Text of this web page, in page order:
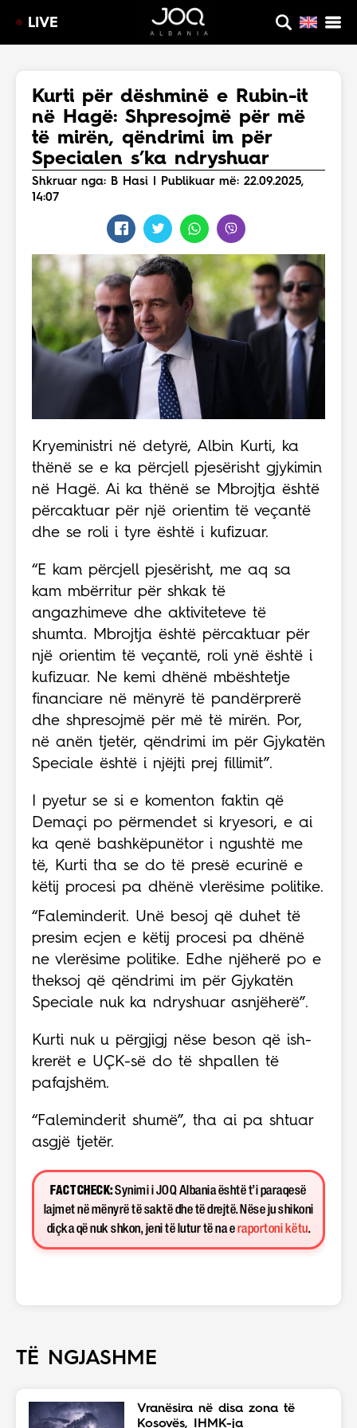
LIVE
Kurti për dëshminë e Rubin-it
në Hagë: Shpresojmë për më
të mirën, qëndrimi im për
Specialen s’ka ndryshuar
Shkruar nga: B Hasi | Publikuar më: 22.09.2025,
14:07
Kryeministri në detyrë, Albin Kurti, ka
thënë se e ka përcjell pjesërisht gjykimin
në Hagë. Ai ka thënë se Mbrojtja është
përcaktuar për një orientim të veçantë
dhe se roli i tyre është i kufizuar.
“E kam përcjell pjesërisht, me aq sa
kam mbërritur për shkak të
angazhimeve dhe aktiviteteve të
shumta. Mbrojtja është përcaktuar për
një orientim të veçantë, roli ynë është i
kufizuar. Ne kemi dhënë mbështetje
financiare në mënyrë të pandërprerë
dhe shpresojmë për më të mirën. Por,
në anën tjetër, qëndrimi im për Gjykatën
Speciale është i njëjti prej fillimit”.
I pyetur se si e komenton faktin që
Demaçi po përmendet si kryesori, e ai
ka qenë bashkëpunëtor i ngushtë me
të, Kurti tha se do të presë ecurinë e
këtij procesi pa dhënë vlerësime politike.
“Faleminderit. Unë besoj që duhet të
presim ecjen e këtij procesi pa dhënë
ne vlerësime politike. Edhe njëherë po e
theksoj që qëndrimi im për Gjykatën
Speciale nuk ka ndryshuar asnjëherë”.
Kurti nuk u përgjigj nëse beson që ish-
krerët e UÇK-së do të shpallen të
pafajshëm.
“Faleminderit shumë”, tha ai pa shtuar
asgjë tjetër.
FACT CHECK:Synimi i JOQ Albania është t’i paraqesë
lajmet në mënyrë të saktë dhe të drejtë. Nëse ju shikoni
diçka që nuk shkon, jeni të lutur të na e raportoni këtu.
TË NGJASHME
Vranësira në disa zona të
Kosovës, IHMK-ja